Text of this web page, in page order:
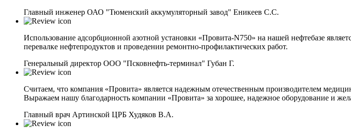
Главный инженер ОАО "Тюменский аккумуляторный завод" Еникеев С.С.
Использование адсорбционной азотной установки «Провита-N750» на нашей нефтебазе
перевалке нефтепродуктов и проведении ремонтно-профилактических работ.
Генеральный директор ООО "Псковнефть-терминал" Губан Г.
Считаем, что компания «Провита» является надежным отечественным производителем
Выражаем нашу благодарность компании «Провита» за хорошее, надежное оборудование и
Главный врач Артинской ЦРБ Худяков В.А.